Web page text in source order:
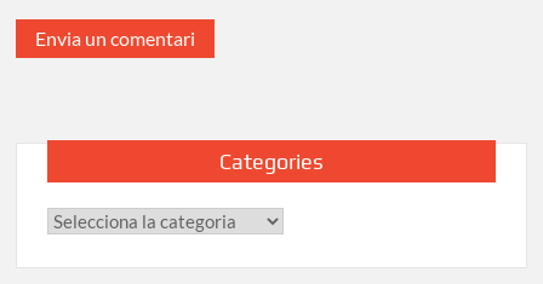
Categories
Categories